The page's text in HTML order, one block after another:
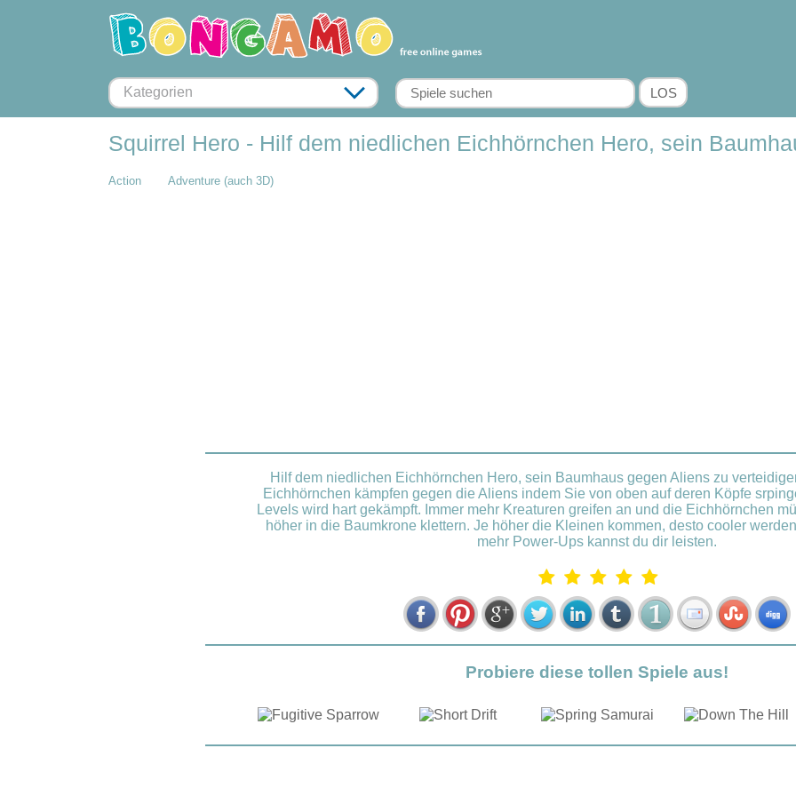
Kategorien
Squirrel Hero - Hilf dem niedlichen Eichhörnchen Hero, sein
Action Adventure (auch 3D)
Hilf dem niedlichen Eichhörnchen Hero, sein Baumhaus gegen Aliens zu
Eichhörnchen kämpfen gegen die Aliens indem Sie von oben auf deren Köpfe
Levels wird hart gekämpft. Immer mehr Kreaturen greifen an und die Eichhörnchen
höher in die Baumkrone klettern. Je höher die Kleinen kommen, desto cooler
mehr Power-Ups kannst du dir leisten.
Probiere diese tollen Spiele aus!